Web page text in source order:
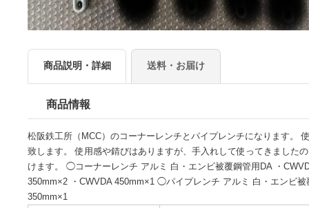
商品説明・詳細 送料・お届け
商品情報
松阪鉄工所（MCC）のコーナーレンチとパイプレンチになり